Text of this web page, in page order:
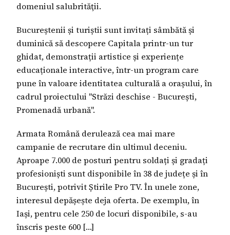
domeniul salubrităţii.
Bucureștenii și turiștii sunt invitați sâmbătă și
duminică să descopere Capitala printr-un tur
ghidat, demonstrații artistice și experiențe
educaționale interactive, într-un program care
pune în valoare identitatea culturală a orașului, în
cadrul proiectului ''Străzi deschise - București,
Promenadă urbană''.
Armata Română derulează cea mai mare
campanie de recrutare din ultimul deceniu.
Aproape 7.000 de posturi pentru soldați și gradați
profesioniști sunt disponibile în 38 de județe și în
București, potrivit Știrile Pro TV. În unele zone,
interesul depășește deja oferta. De exemplu, în
Iași, pentru cele 250 de locuri disponibile, s-au
înscris peste 600 […]